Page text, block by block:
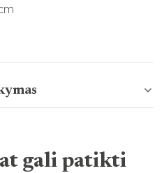
gali patikti